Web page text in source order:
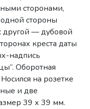
сторонами,
стороны
другой — дубовой
креста даты
надпись
Оборотная
на розетке
и две
39 х 39 мм.